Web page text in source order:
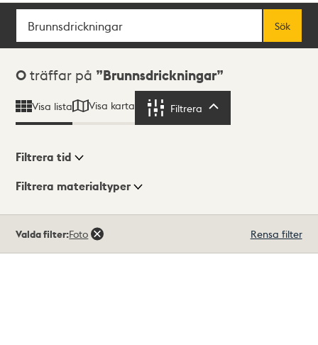
Sök
Sök
Sökresultat
0 träffar på Brunnsdrickningar
Visa lista Visa karta Filtrera
Visningsläge
Filtrera tid
Filtrera materialtyper
träffar
Valda filter:Foto Rensa filter